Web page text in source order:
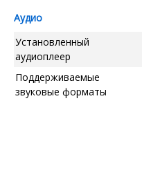
Аудио
Установленный
аудиоплеер
Поддерживаемые
звуковые форматы